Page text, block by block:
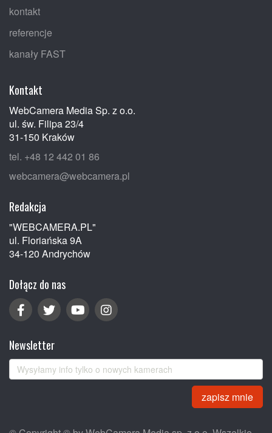
kontakt
referencje
kanały FAST
Kontakt
WebCamera Media Sp. z o.o.
ul. św. Filipa 23/4
31-150 Kraków
tel. +48 12 442 01 86
webcamera@webcamera.pl
Redakcja
"WEBCAMERA.PL"
ul. Floriańska 9A
34-120 Andrychów
Dołącz do nas
Newsletter
zapisz mnie